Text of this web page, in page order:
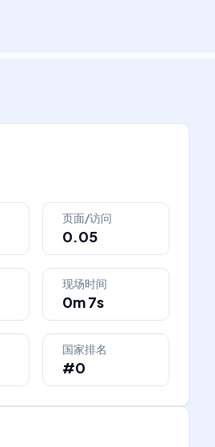
页面/访问
0.05
现场时间
0m 7s
国家排名
#0